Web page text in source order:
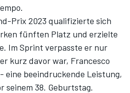
Prix 2023 qualifizierte sich
fünften Platz und erzielte
Im Sprint verpasste er nur
kurz davor war, Francesco
eine beeindruckende Leistung,
seinem 38. Geburtstag.